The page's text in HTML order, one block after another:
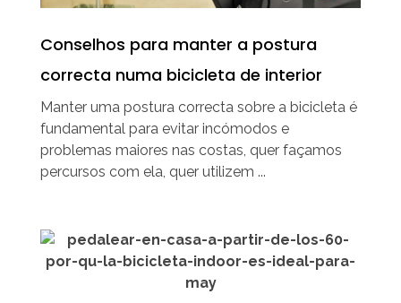
Conselhos para manter a postura
correcta numa bicicleta de interior
Manter uma postura correcta sobre a bicicleta é
fundamental para evitar incómodos e
problemas maiores nas costas, quer façamos
percursos com ela, quer utilizem ...